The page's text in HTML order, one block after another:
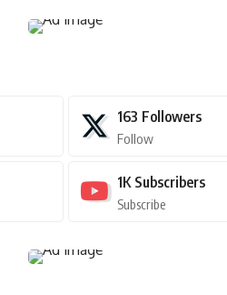
163 Followers
Follow
1K Subscribers
Subscribe